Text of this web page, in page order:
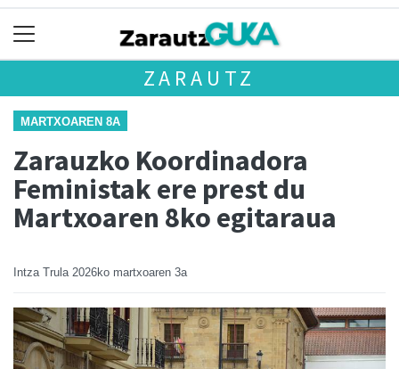
ZARAUTZ
MARTXOAREN 8A
Zarauzko Koordinadora
Feministak ere prest du
Martxoaren 8ko egitaraua
Intza Trula 2026ko martxoaren 3a